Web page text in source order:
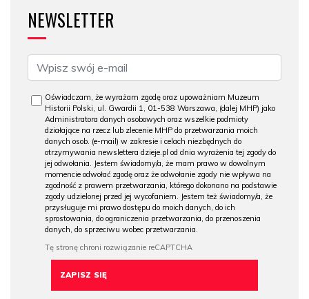
NEWSLETTER
Oświadczam, że wyrażam zgodę oraz upoważniam Muzeum
Historii Polski, ul. Gwardii 1, 01-538 Warszawa, (dalej MHP) jako
Administratora danych osobowych oraz wszelkie podmioty
działające na rzecz lub zlecenie MHP do przetwarzania moich
danych osob. (e-mail) w zakresie i celach niezbędnych do
otrzymywania newslettera dzieje.pl od dnia wyrażenia tej zgody do
jej odwołania. Jestem świadomy/a, że mam prawo w dowolnym
momencie odwołać zgodę oraz że odwołanie zgody nie wpływa na
zgodność z prawem przetwarzania, którego dokonano na podstawie
zgody udzielonej przed jej wycofaniem. Jestem też świadomy/a, że
przysługuje mi prawo dostępu do moich danych, do ich
sprostowania, do ograniczenia przetwarzania, do przenoszenia
danych, do sprzeciwu wobec przetwarzania.